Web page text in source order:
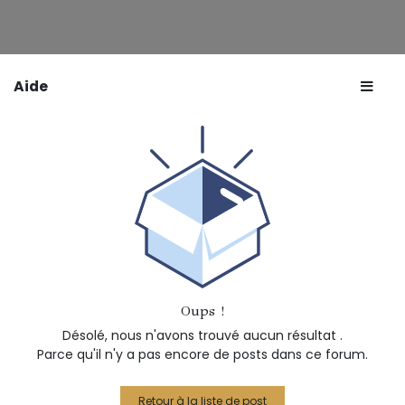
Aide
Oups !
Désolé, nous n'avons trouvé aucun résultat .
Parce qu'il n'y a pas encore de posts dans ce forum.
Retour à la liste de post